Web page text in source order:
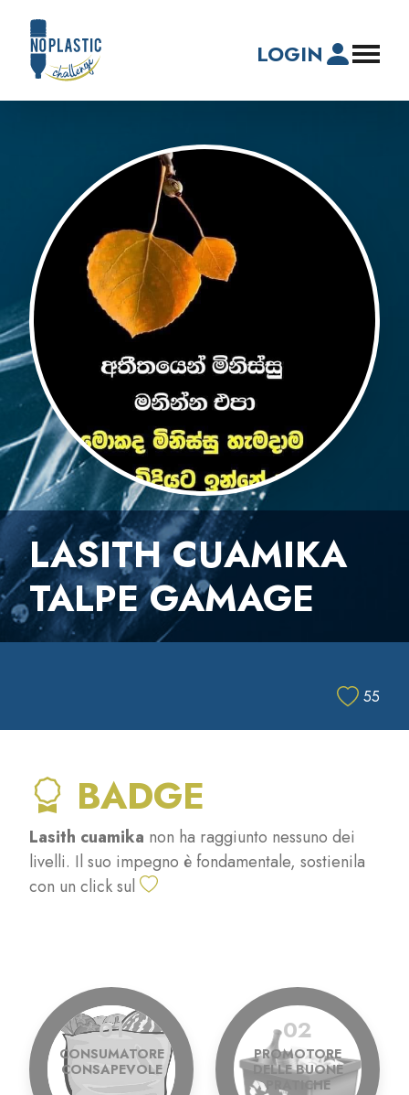
LOGIN
LASITH CUAMIKA
TALPE GAMAGE
55
BADGE
Lasith cuamika non ha raggiunto nessuno dei
livelli. Il suo impegno è fondamentale, sostienila
con un click sul
01
CONSUMATORE
CONSAPEVOLE
02
PROMOTORE
DELLE BUONE
PRATICHE